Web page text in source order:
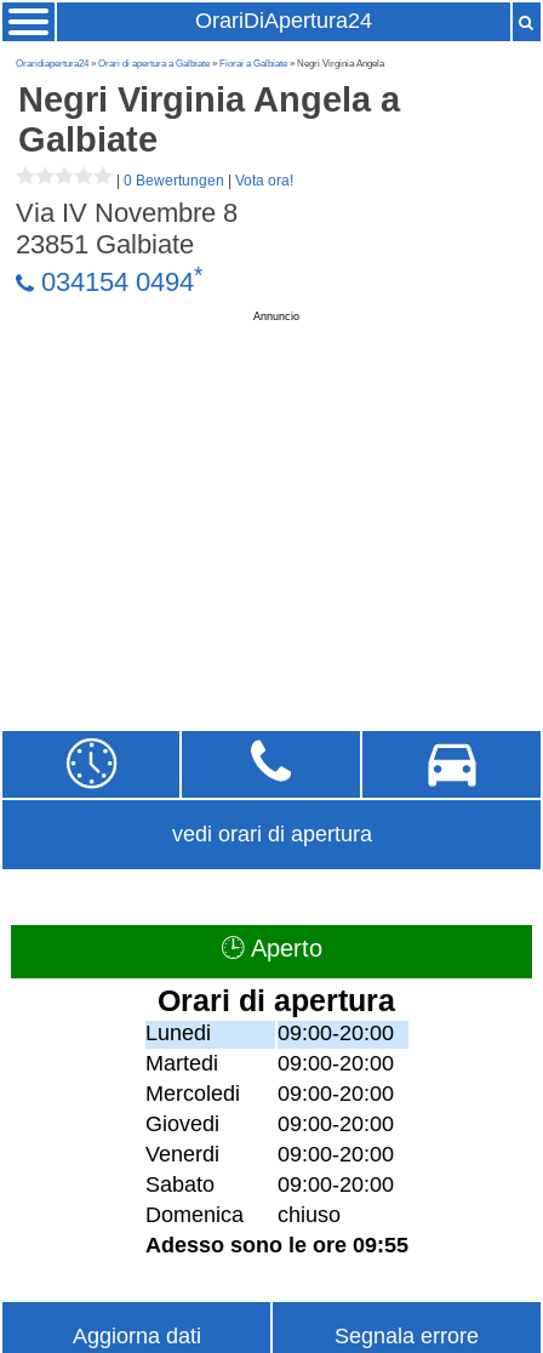
OrariDiApertura24
Oraridiapertura24»Orari di apertura a Galbiate » Fiorai a Galbiate » Negri Virginia Angela
Negri Virginia Angelaa
Galbiate
|0 Bewertungen |Vota ora!
Via IV Novembre 8
23851 Galbiate
034154 0494*
Annuncio
vedi orari di apertura
🕒 Aperto
Orari di apertura
Lunedi
09:00-20:00
Martedi
09:00-20:00
Mercoledi
09:00-20:00
Giovedi
09:00-20:00
Venerdi
09:00-20:00
Sabato
09:00-20:00
Domenica
chiuso
Adesso sono le ore 09:55
Aggiorna dati Segnala errore